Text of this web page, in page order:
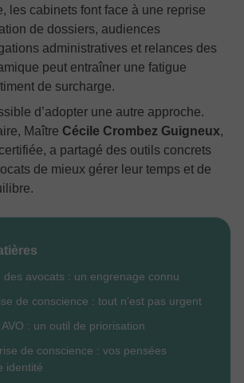
les cabinets font face à une reprise
de dossiers, audiences
administratives et relances des
peut entraîner une fatigue
de surcharge.
d’adopter une autre approche.
Maître Cécile Crombez Guigneux,
a partagé des outils concrets
de mieux gérer leur temps et de
des avocats : un engrenage connu
de conscience : tout n’est pas urgent
: un outil de priorisation
de conscience : vos pensées
identité